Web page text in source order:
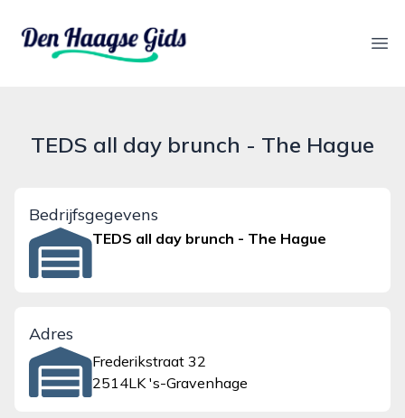
denhaagsegids.nl
TEDS all day brunch - The Hague
Bedrijfsgegevens
TEDS all day brunch - The Hague
Adres
Frederikstraat 32
2514LK 's-Gravenhage